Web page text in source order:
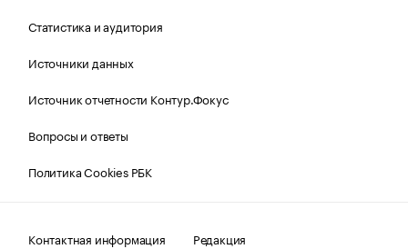
Статистика и аудитория
Источники данных
Источник отчетности Контур.Фокус
Вопросы и ответы
Политика Cookies РБК
Контактная информация
Редакция